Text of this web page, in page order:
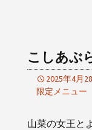
こしあぶ
2025年4月
限定メニュー
山菜の女王と